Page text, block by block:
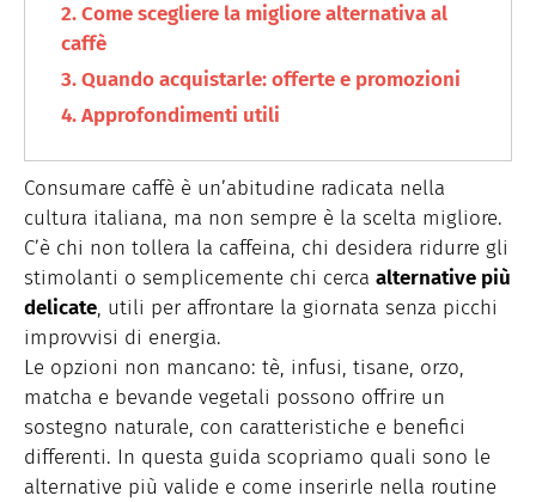
Come scegliere la migliore alternativa al
caffè
Quando acquistarle: offerte e promozioni
Approfondimenti utili
Consumare caffè è un’abitudine radicata nella
cultura italiana, ma non sempre è la scelta migliore.
C’è chi non tollera la caffeina, chi desidera ridurre gli
stimolanti o semplicemente chi cerca alternative più
delicate, utili per affrontare la giornata senza picchi
improvvisi di energia.
Le opzioni non mancano: tè, infusi, tisane, orzo,
matcha e bevande vegetali possono offrire un
sostegno naturale, con caratteristiche e benefici
differenti. In questa guida scopriamo quali sono le
alternative più valide e come inserirle nella routine